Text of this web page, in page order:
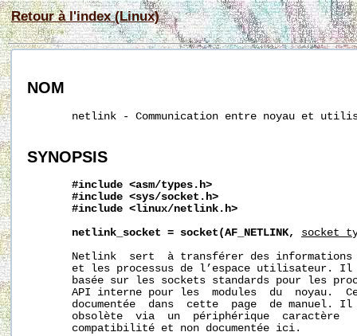
Retour à l'index (Linux)
NOM
netlink - Communication entre noyau et
SYNOPSIS
#include <asm/types.h>
#include <sys/socket.h>
#include <linux/netlink.h>
netlink_socket = socket(AF_NETLINK,
Netlink  sert  à transférer des
et les processus de l’espace utilisateur.
basée sur les sockets standards pour les
API interne pour les  modules  du  noyau.
documentée  dans  cette  page  de manuel.
obsolète  via  un  périphérique  caractère
       compatibilité et non documentée ici.